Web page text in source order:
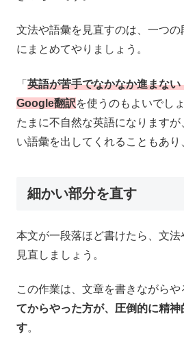
文法や語彙を見直すのは、一つ
にまとめてやりましょう。
「 英語が苦手でなかなか進まない
Google翻訳を使うのもよいでしょ
たまに不自然な英語になります
い語彙を出してくれることもあり
細かい部分を直す
本文が一段落ほど書けたら、文
見直しましょう。
この作業は、文章を書きながらや
てからやった方が、圧倒的に精神
す。